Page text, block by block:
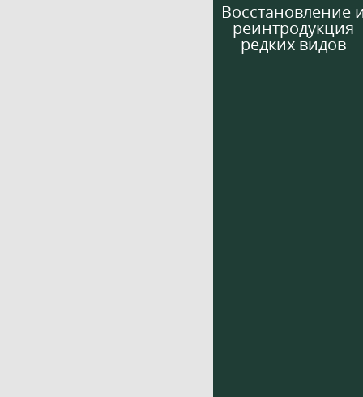
Восстановление
реинтродукция
редких видов